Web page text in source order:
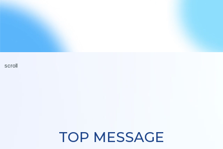
scroll
TOP MESSAGE